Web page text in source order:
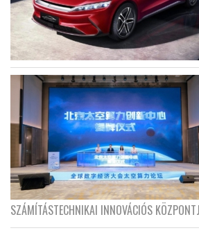
SZÁMÍTÁSTECHNIKAI INNOVÁCIÓS